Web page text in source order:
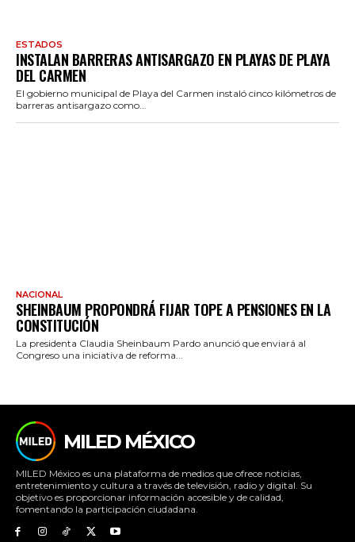
ESTADOS
INSTALAN BARRERAS ANTISARGAZO EN PLAYAS DE PLAYA
DEL CARMEN
El gobierno municipal de Playa del Carmen instaló cinco kilómetros de
barreras antisargazo como...
NACIONAL
SHEINBAUM PROPONDRÁ FIJAR TOPE A PENSIONES EN LA
CONSTITUCIÓN
La presidenta Claudia Sheinbaum Pardo anunció que enviará al
Congreso una iniciativa de reforma...
MILED MÉXICO
MILED México es una plataforma de medios que ofrece noticias,
entretenimiento y cultura a través de televisión, radio y digital. Su
objetivo es proporcionar información accesible y de calidad,
fomentando la participación ciudadana.